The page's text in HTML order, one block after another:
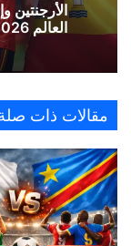
الأرجنتين
العالم 2026
مقالات ذات